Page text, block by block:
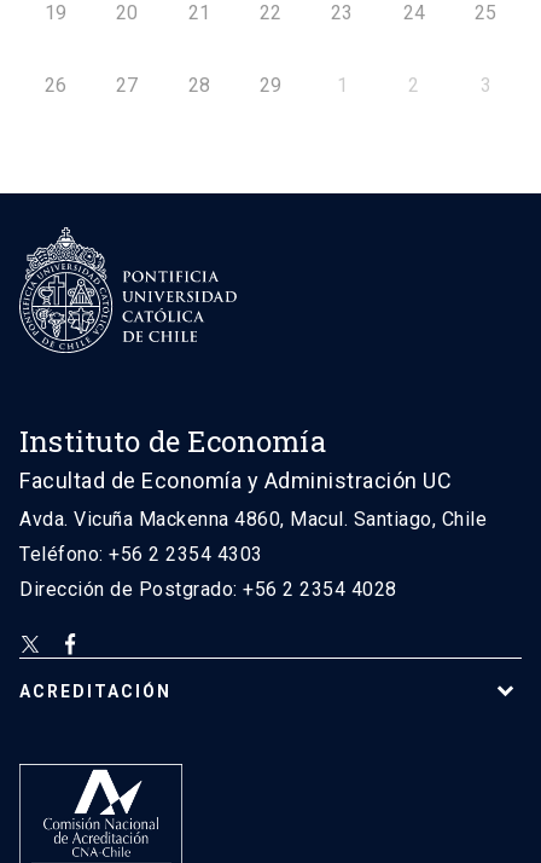
19 20 21 22 23 24 25
26 27 28 29 1 2 3
Instituto de Economía
Facultad de Economía y Administración UC
Avda. Vicuña Mackenna 4860, Macul. Santiago, Chile
Teléfono: +56 2 2354 4303
Dirección de Postgrado: +56 2 2354 4028
ACREDITACIÓN